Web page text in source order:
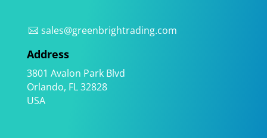
sales@greenbrightrading.com
Address
3801 Avalon Park Blvd
Orlando, FL 32828
USA